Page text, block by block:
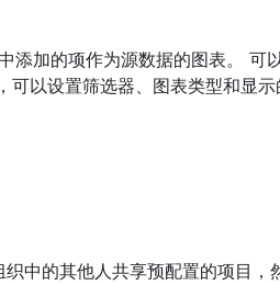
添加的项作为源数据的图表。 可
以设置筛选器、图表类型和显示
中的其他人共享预配置的项目，